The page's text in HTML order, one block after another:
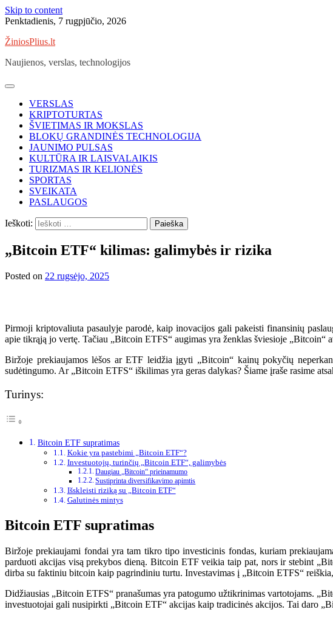
Skip to content
Penktadienis, 7 rugpjūčio, 2026
ŽiniosPlius.lt
Naujienos, verslas, technologijos
VERSLAS
KRIPTOTURTAS
ŠVIETIMAS IR MOKSLAS
BLOKŲ GRANDINĖS TECHNOLOGIJA
JAUNIMO PULSAS
KULTŪRA IR LAISVALAIKIS
TURIZMAS IR KELIONĖS
SPORTAS
SVEIKATA
PASLAUGOS
Ieškoti:
„Bitcoin ETF“ kilimas: galimybės ir rizika
Posted on 22 rugsėjo, 2025
Pirmoji kriptovaliuta pasaulyje parodė, kaip inovacijos gali pakeisti finansinių
apie tikrąją jo vertę. Tačiau „Bitcoin ETFS“ augimas yra ženklas šviesioje „Bitcoin“
Biržoje prekiaujamos lėšos ar ETF leidžia įgyti „Bitcoin“ kainų pokyčių
sudėtingumo. Ar „Bitcoin ETFS“ iškilimas yra geras dalykas? Šiame įraše rasime
Turinys:
Bitcoin ETF supratimas
Kokie yra pastebimi „Bitcoin ETF“?
Investuotojų, turinčių „Bitcoin ETF“, galimybės
Daugiau „Bitcoin“ prieinamumo
Sustiprinta diversifikavimo apimtis
Išskleisti riziką su „Bitcoin ETF“
Galutinės mintys
Bitcoin ETF supratimas
Biržoje prekiaujami fondai yra tam tikro tipo investicinis fondas, kuriam
parduoti akcijas visą prekybos dieną. Bitcoin ETF veikia taip pat, nors ir stebint
dirba su faktiniu bitcoin kaip pagrindiniu turtu. Investavimas į „Bitcoin ETFS“
Didžiausias „Bitcoin ETFS“ pranašumas yra patogumo užtikrinimas vartotojams.
investuotojai gali nusipirkti „Bitcoin ETF“ akcijas kaip tradicinės akcijos. Tai daro